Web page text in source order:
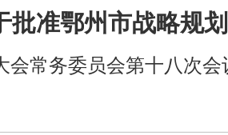
准鄂州市战略规
常务委员会第十八次会